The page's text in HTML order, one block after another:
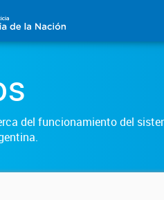
del funcionamiento del